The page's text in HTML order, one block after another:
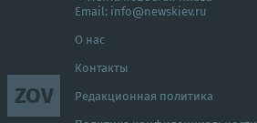
ZOV
Email: info@newskiev.ru
О нас
Контакты
Редакционная политика